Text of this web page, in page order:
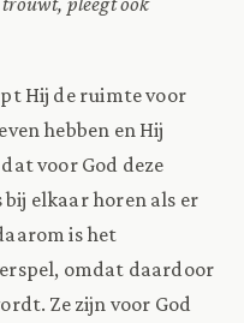
Hij de ruimte voor
hebben en Hij
voor God deze
bij elkaar horen als er
is het
omdat daardoor
Ze zijn voor God